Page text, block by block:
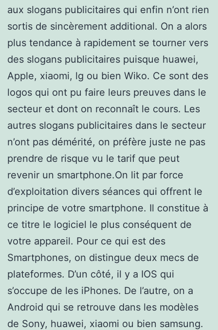
aux slogans publicitaires qui enfin n’ont rien
sortis de sincèrement additional. On a alors
plus tendance à rapidement se tourner vers
des slogans publicitaires puisque huawei,
Apple, xiaomi, lg ou bien Wiko. Ce sont des
logos qui ont pu faire leurs preuves dans le
secteur et dont on reconnaît le cours. Les
autres slogans publicitaires dans le secteur
n’ont pas démérité, on préfère juste ne pas
prendre de risque vu le tarif que peut
revenir un smartphone.On lit par force
d’exploitation divers séances qui offrent le
principe de votre smartphone. Il constitue à
ce titre le logiciel le plus conséquent de
votre appareil. Pour ce qui est des
Smartphones, on distingue deux mecs de
plateformes. D’un côté, il y a IOS qui
s’occupe de les iPhones. De l’autre, on a
Android qui se retrouve dans les modèles
de Sony, huawei, xiaomi ou bien samsung.